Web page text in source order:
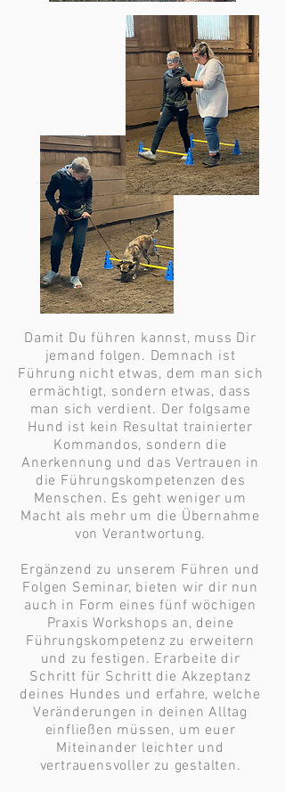
Damit Du führen kannst, muss Dir
jemand folgen. Demnach ist
Führung nicht etwas, dem man sich
ermächtigt, sondern etwas, dass
man sich verdient. Der folgsame
Hund ist kein Resultat trainierter
Kommandos, sondern die
Anerkennung und das Vertrauen in
die Führungskompetenzen des
Menschen. Es geht weniger um
Macht als mehr um die Übernahme
von Verantwortung.
Ergänzend zu unserem Führen und
Folgen Seminar, bieten wir dir nun
auch in Form eines fünf wöchigen
Praxis Workshops an, deine
Führungskompetenz zu erweitern
und zu festigen. Erarbeite dir
Schritt für Schritt die Akzeptanz
deines Hundes und erfahre, welche
Veränderungen in deinen Alltag
einfließen müssen, um euer
Miteinander leichter und
vertrauensvoller zu gestalten.